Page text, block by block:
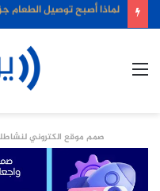
لماذا أصبح توصيل الطعام
صمم موقع الكتروني